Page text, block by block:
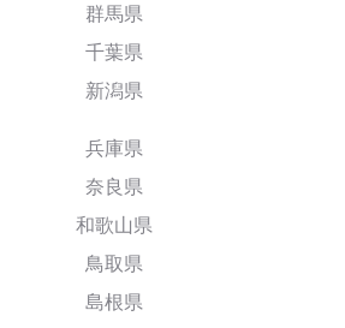
群馬県
千葉県
新潟県
兵庫県
奈良県
和歌山県
鳥取県
島根県